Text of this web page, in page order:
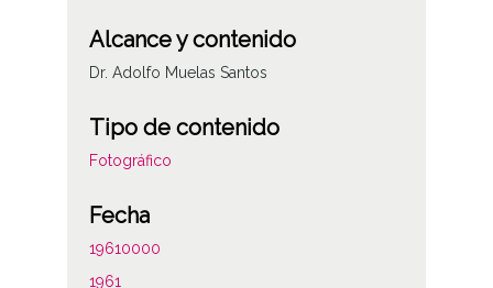
Alcance y contenido
Dr. Adolfo Muelas Santos
Tipo de contenido
Fotográfico
Fecha
19610000
1961